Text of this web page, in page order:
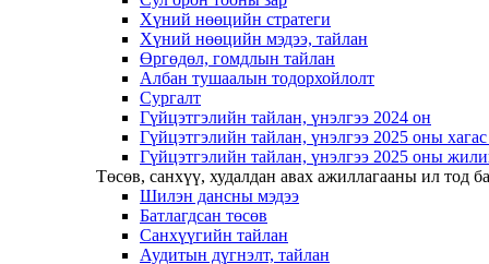
Хүний нөөцийн стратеги
Хүний нөөцийн мэдээ, тайлан
Өргөдөл, гомдлын тайлан
Албан тушаалын тодорхойлолт
Сургалт
Гүйцэтгэлийн тайлан, үнэлгээ 2024 он
Гүйцэтгэлийн тайлан, үнэлгээ 2025 оны
Гүйцэтгэлийн тайлан, үнэлгээ 2025 оны
Төсөв, санхүү, худалдан авах ажиллагааны ил тод
Шилэн дансны мэдээ
Батлагдсан төсөв
Санхүүгийн тайлан
Аудитын дүгнэлт, тайлан